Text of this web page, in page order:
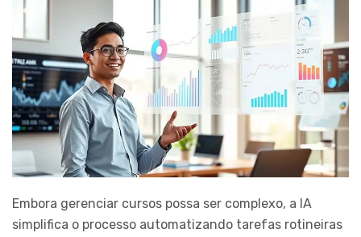
Embora gerenciar cursos possa ser complexo, a IA
simplifica o processo automatizando tarefas rotineiras